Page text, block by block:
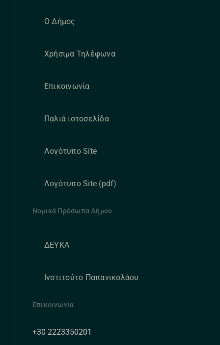
Ο Δήμος
Χρήσιμα Τηλέφωνα
Επικοινωνία
Παλιά ιστοσελίδα
Λογότυπο Site
Λογότυπο Site (pdf)
Νομικά Πρόσωπα Δήμου
ΔΕΥΚΑ
Ινστιτούτο Παπανικολάου
Επικοινωνία
+30 2223350201